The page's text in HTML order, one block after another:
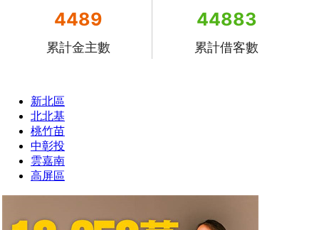
4489
累計金主數
44883
累計借客數